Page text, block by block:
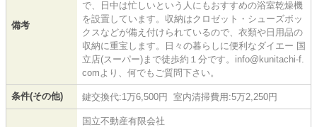
備考
で、日中は忙しいという人にもおすすめの浴室乾燥機
を設置しています。収納はクロゼット・シューズボッ
クスなどが備え付けられているので、衣類や日用品の
収納に重宝します。日々の暮らしに便利なダイエー 国
立店(スーパー)まで徒歩約１分です。info@kunitachi-f.
comより、何でもご質問下さい。
条件(その他) 鍵交換代:1万6,500円 室内清掃費用:5万2,250円
国立不動産有限会社